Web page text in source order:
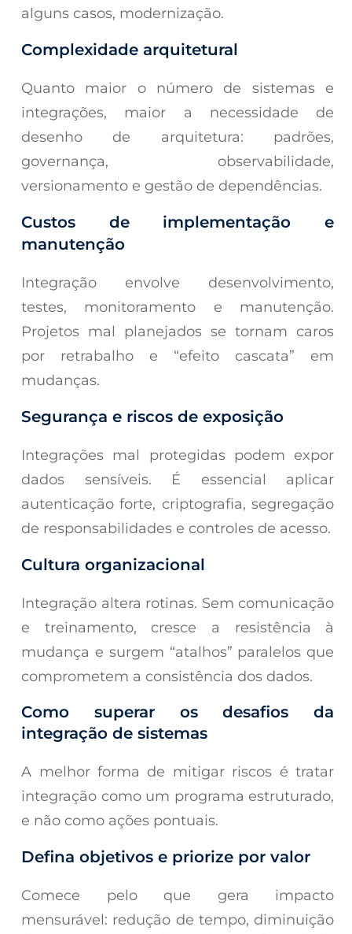
alguns casos, modernização.
Complexidade arquitetural
Quanto maior o número de sistemas e
integrações, maior a necessidade de
desenho de arquitetura: padrões,
governança, observabilidade,
versionamento e gestão de dependências.
Custos de implementação e
manutenção
Integração envolve desenvolvimento,
testes, monitoramento e manutenção.
Projetos mal planejados se tornam caros
por retrabalho e “efeito cascata” em
mudanças.
Segurança e riscos de exposição
Integrações mal protegidas podem expor
dados sensíveis. É essencial aplicar
autenticação forte, criptografia, segregação
de responsabilidades e controles de acesso.
Cultura organizacional
Integração altera rotinas. Sem comunicação
e treinamento, cresce a resistência à
mudança e surgem “atalhos” paralelos que
comprometem a consistência dos dados.
Como superar os desafios da
integração de sistemas
A melhor forma de mitigar riscos é tratar
integração como um programa estruturado,
e não como ações pontuais.
Defina objetivos e priorize por valor
Comece pelo que gera impacto
mensurável: redução de tempo, diminuição